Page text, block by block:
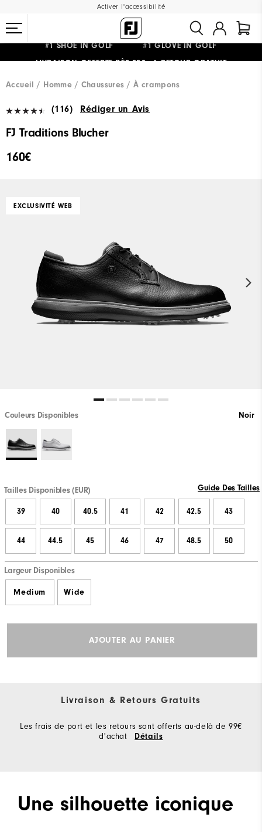
Activer l'accessibilité
#1 SHOE IN GOLF #1 GLOVE IN GOLF
Accueil Homme Chaussures À crampons
(116) Rédiger un Avis
FJ Traditions Blucher
160€
EXCLUSIVITÉ WEB
Couleurs Disponibles Noir
Tailles Disponibles (EUR) Guide Des Tailles
39 40 40.5 41 42 42.5 43
44 44.5 45 46 47 48.5 50
Largeur Disponibles
Medium Wide
AJOUTER AU PANIER
Livraison & Retours Gratuits
Les frais de port et les retours sont offerts au-delà de 99€
d'achat
Détails
Une silhouette iconique